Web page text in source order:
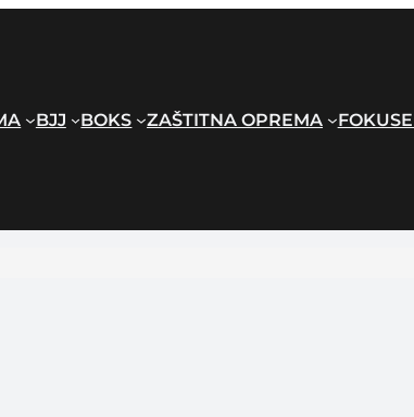
BJJ BOKS ZAŠTITNA OPREMA